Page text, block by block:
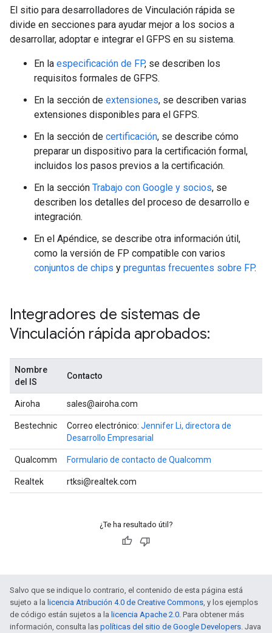
El sitio para desarrolladores de Vinculación rápida se
divide en secciones para ayudar mejor a los socios a
desarrollar, adoptar e integrar el GFPS en su sistema.
En la especificación de FP, se describen los
requisitos formales de GFPS.
En la sección de extensiones, se describen varias
extensiones disponibles para el GFPS.
En la sección de certificación, se describe cómo
preparar un dispositivo para la certificación formal,
incluidos los pasos previos a la certificación.
En la sección Trabajo con Google y socios, se
describen los detalles del proceso de desarrollo e
integración.
En el Apéndice, se describe otra información útil,
como la versión de FP compatible con varios
conjuntos de chips y preguntas frecuentes sobre FP.
Integradores de sistemas de
Vinculación rápida aprobados:
Nombre
del IS
Contacto
Airoha sales@airoha.com
Bestechnic Correo electrónico: Jennifer Li, directora de
Desarrollo Empresarial
Qualcomm Formulario de contacto de Qualcomm
Realtek rtksi@realtek.com
¿Te ha resultado útil?
Salvo que se indique lo contrario, el contenido de esta página está
sujeto a la licencia Atribución 4.0 de Creative Commons , y los ejemplos
de código están sujetos a la licencia Apache 2.0 . Para obtener más
información, consulta las políticas del sitio de Google Developers . Java